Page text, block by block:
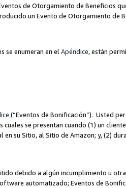
de Otorgamiento de Beneficios
un Evento de Otorgamiento de
se enumeran en el Apéndice, están
(“Eventos de Bonificación”). Usted
se presentan cuando (1) un
en su Sitio, al Sitio de Amazon; y, (2)
debido a algún incumplimiento u
automatizado; Eventos de